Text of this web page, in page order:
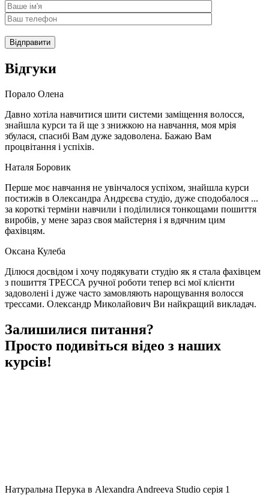
Відправити
Відгуки
Порало Олена
Давно хотіла навчитися шити системи заміщення волосся,
знайшла курси та й ще з знижкою на навчання, моя мрія
збулася, спасибі Вам дуже задоволена. Бажаю Вам
процвітання і успіхів.
Наталя Боровик
Перше моє навчання не увінчалося успіхом, знайшла курси
постижів в Олександра Андрєєва студіо, дуже сподобалося ...
за короткі терміни навчили і поділилися тонкощами пошиття
виробів, у мене зараз своя майстерня і я вдячним цим
фахівцям.
Оксана Кулеба
Ділюся досвідом і хочу подякувати студію як я стала фахівцем
з пошиття ТРЕССА ручної роботи тепер всі мої клієнти
задоволені і дуже часто замовляють нарощування волосся
трессами. Олександр Миколайович Ви найкращий викладач.
Залишилися питання?
Просто подивіться відео з наших
курсів!
Натуральна Перука в Alexandra Andreeva Studio серія 1